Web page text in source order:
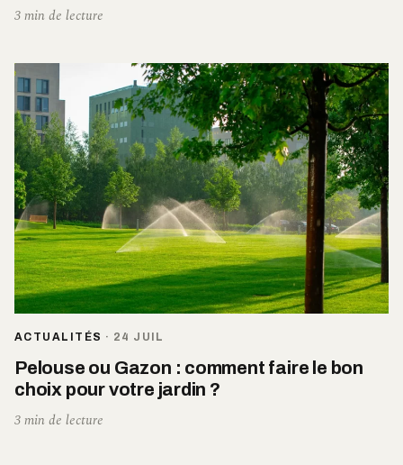
3 min de lecture
ACTUALITÉS · 24 JUIL
Pelouse ou Gazon : comment faire le bon
choix pour votre jardin ?
3 min de lecture